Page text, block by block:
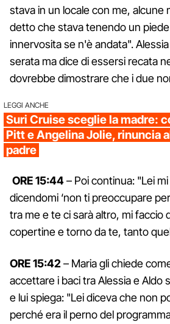
stava in un locale con me, alcune
detto che stava tenendo un
innervosita se n'è andata".
serata ma dice di essersi recata
dovrebbe dimostrare che i due
LEGGI ANCHE
Suri Cruise sceglie la madre:
Pitt e Angelina Jolie, rinuncia
padre
ORE 15:44– Poi continua: "Lei
dicendomi ‘non ti preoccupare
tra me e te ci sarà altro, mi faccio
copertine e torno da te, tanto
ORE 15:42– Maria gli chiede
accettare i baci tra Alessia e Aldo
e lui spiega: "Lei diceva che non
perché era il perno del